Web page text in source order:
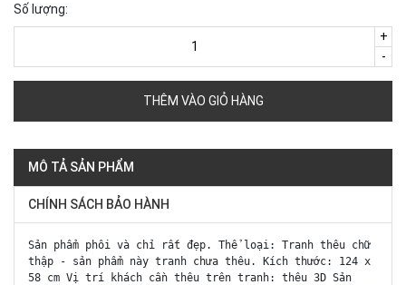
Số lượng:
-
+
THÊM VÀO GIỎ HÀNG
MÔ TẢ SẢN PHẨM
CHÍNH SÁCH BẢO HÀNH
Sản phẩm phôi và chỉ rất đẹp. Thể loại: Tranh thêu chữ
thập - sản phẩm này tranh chưa thêu. Kích thước: 124 x
58 cm Vị trí khách cần thêu trên tranh: thêu 3D Sản